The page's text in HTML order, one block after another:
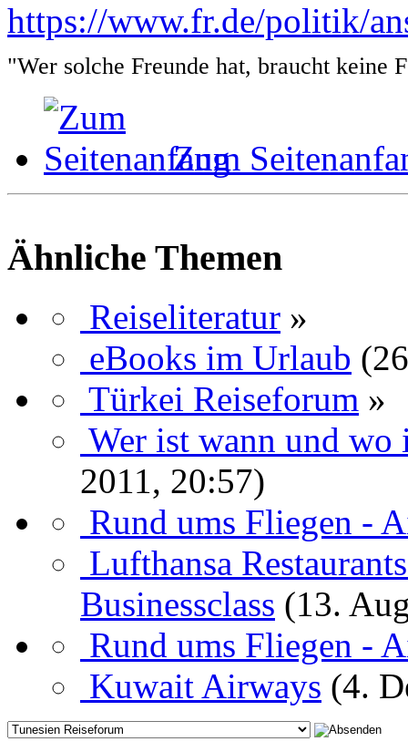
https://www.fr.de/politik/
"Wer solche Freunde hat, braucht keine
Zum
Ähnliche Themen
Reiseliteratur »
eBooks im Urlaub
Türkei Reiseforum »
Wer ist wann und wo
2011, 20:57)
Rund ums Fliegen -
Lufthansa
Businessclass (13.
Rund ums Fliegen -
Kuwait Airways (4.